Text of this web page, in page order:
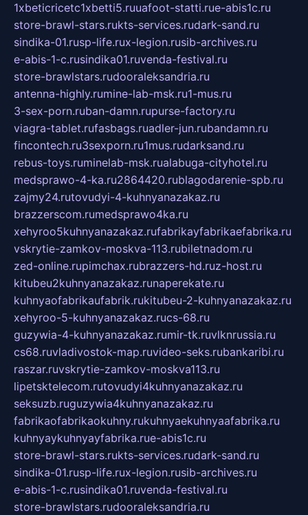
1xbeticricetc1xbetti5.ruuafoot-statti.rue-abis1c.ru
store-brawl-stars.rukts-services.rudark-sand.ru
sindika-01.rusp-life.rux-legion.rusib-archives.ru
e-abis-1-c.rusindika01.ruvenda-festival.ru
store-brawlstars.rudooraleksandria.ru
antenna-highly.rumine-lab-msk.ru1-mus.ru
3-sex-porn.ruban-damn.rupurse-factory.ru
viagra-tablet.rufasbags.ruadler-jun.rubandamn.ru
fincontech.ru3sexporn.ru1mus.rudarksand.ru
rebus-toys.ruminelab-msk.rualabuga-cityhotel.ru
medsprawo-4-ka.ru2864420.rublagodarenie-spb.ru
zajmy24.rutovudyi-4-kuhnyanazakaz.ru
brazzerscom.rumedsprawo4ka.ru
xehyroo5kuhnyanazakaz.rufabrikayfabrikaefabrika.ru
vskrytie-zamkov-moskva-113.rubiletnadom.ru
zed-online.rupimchax.rubrazzers-hd.ruz-host.ru
kitubeu2kuhnyanazakaz.runaperekate.ru
kuhnyaofabrikaufabrik.rukitubeu-2-kuhnyanazakaz.ru
xehyroo-5-kuhnyanazakaz.rucs-68.ru
guzywia-4-kuhnyanazakaz.rumir-tk.ruvlknrussia.ru
cs68.ruvladivostok-map.ruvideo-seks.rubankaribi.ru
raszar.ruvskrytie-zamkov-moskva113.ru
lipetsktelecom.rutovudyi4kuhnyanazakaz.ru
seksuzb.ruguzywia4kuhnyanazakaz.ru
fabrikaofabrikaokuhny.rukuhnyaekuhnyaafabrika.ru
kuhnyaykuhnyayfabrika.rue-abis1c.ru
store-brawl-stars.rukts-services.rudark-sand.ru
sindika-01.rusp-life.rux-legion.rusib-archives.ru
e-abis-1-c.rusindika01.ruvenda-festival.ru
store-brawlstars.rudooraleksandria.ru